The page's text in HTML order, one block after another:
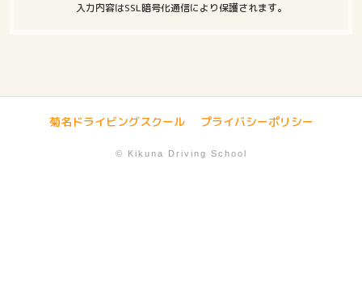
入力内容はSSL暗号化通信により保護されます。
菊名ドライビングスクール プライバシーポリシー
© Kikuna Driving School